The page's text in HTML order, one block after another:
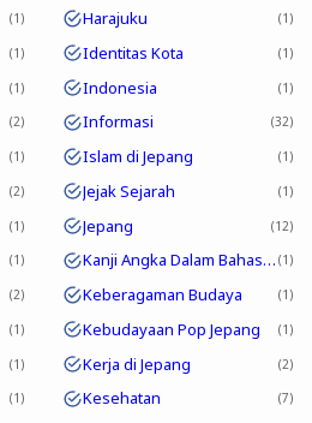
1 Harajuku 1
1 Identitas Kota 1
1 Indonesia 1
2 Informasi 32
1 Islam di Jepang 1
2 Jejak Sejarah 1
1 Jepang 12
1 Kanji Angka Dalam Bahasa Jepang 1
2 Keberagaman Budaya 1
1 Kebudayaan Pop Jepang 1
1 Kerja di Jepang 2
1 Kesehatan 7